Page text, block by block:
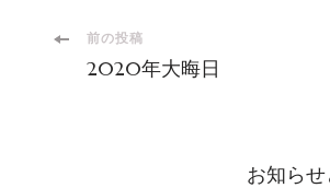
投
前の投稿
2020年大晦日
お知ら